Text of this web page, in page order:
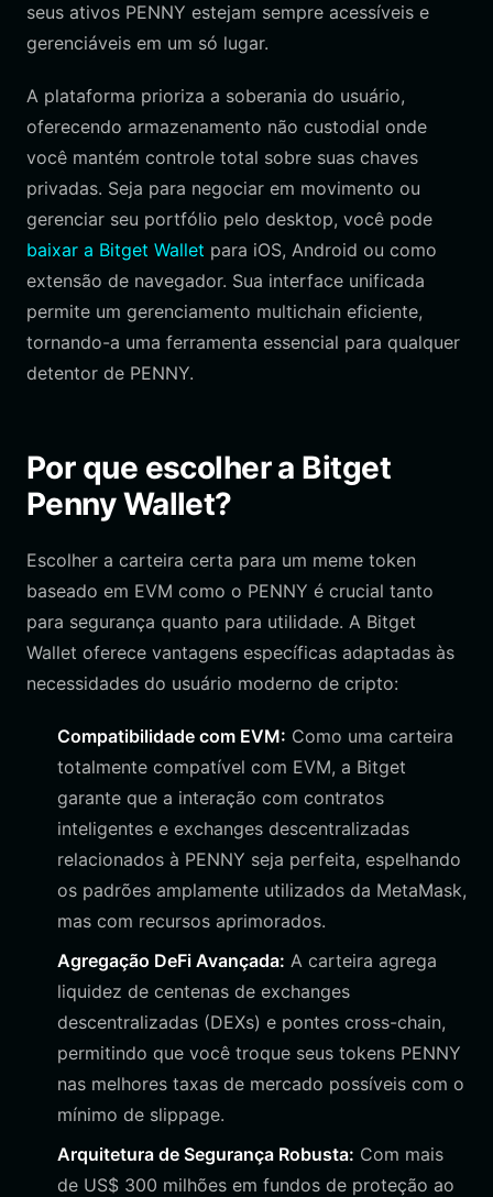
seus ativos PENNY estejam sempre acessíveis e
gerenciáveis em um só lugar.
A plataforma prioriza a soberania do usuário,
oferecendo armazenamento não custodial onde
você mantém controle total sobre suas chaves
privadas. Seja para negociar em movimento ou
gerenciar seu portfólio pelo desktop, você pode
baixar a Bitget Wallet para iOS, Android ou como
extensão de navegador. Sua interface unificada
permite um gerenciamento multichain eficiente,
tornando-a uma ferramenta essencial para qualquer
detentor de PENNY.
Por que escolher a Bitget
Penny Wallet?
Escolher a carteira certa para um meme token
baseado em EVM como o PENNY é crucial tanto
para segurança quanto para utilidade. A Bitget
Wallet oferece vantagens específicas adaptadas às
necessidades do usuário moderno de cripto:
Compatibilidade com EVM: Como uma carteira
totalmente compatível com EVM, a Bitget
garante que a interação com contratos
inteligentes e exchanges descentralizadas
relacionados à PENNY seja perfeita, espelhando
os padrões amplamente utilizados da MetaMask,
mas com recursos aprimorados.
Agregação DeFi Avançada: A carteira agrega
liquidez de centenas de exchanges
descentralizadas (DEXs) e pontes cross-chain,
permitindo que você troque seus tokens PENNY
nas melhores taxas de mercado possíveis com o
mínimo de slippage.
Arquitetura de Segurança Robusta: Com mais
de US$ 300 milhões em fundos de proteção ao